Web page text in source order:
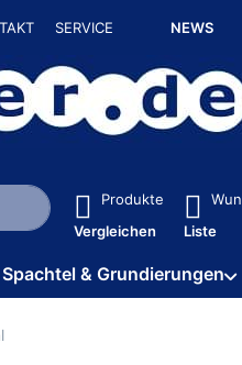
SERVICE NEWS
erste Ergebnisse.
Produkte
Vergleichen
Liste
Spachtel & Grundierungen